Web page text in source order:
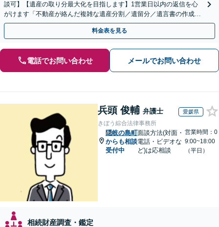
談可】【遺産の取り分最大化を目指します】1営業日以内の返信を心
がけます「不動産が絡んだ複雑な遺産分割／遺留分／遺言書の作成・
執行／事業承継など、お任せください」【休日相談あり】
料金表を見る
電話でお問い合わせ メールでお問い合わせ
兵頭 俊輔 弁護士 愛媛県
きぼう綜合法律事務所
隠岐の島町
からも相談
受付中
面談方法(対面・
電話・ビデオな
ど)は応相談
営業時間：0
9:00~18:00
（平日）
相続財産調査・鑑定